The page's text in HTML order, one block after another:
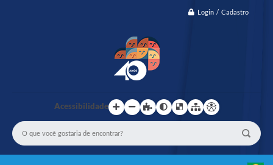
Login / Cadastro
Acessibilidade